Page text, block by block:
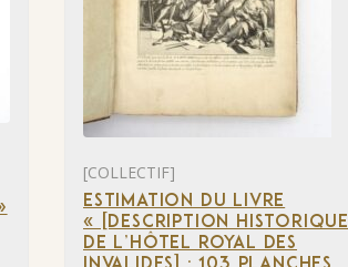
[COLLECTIF]
ESTIMATION DU LIVRE
« [DESCRIPTION HISTORIQUE
DE L’HÔTEL ROYAL DES